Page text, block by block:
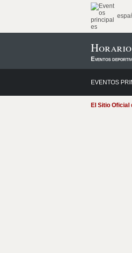
Horario
Eventos
EVENTOS
El Sitio Oficial